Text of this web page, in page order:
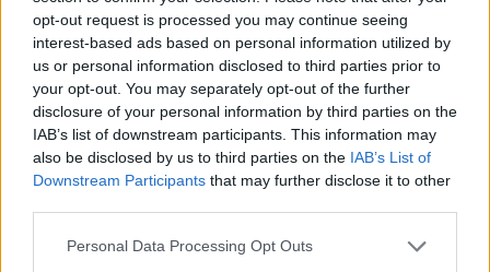
opt-out request is processed you may continue seeing
interest-based ads based on personal information utilized by
us or personal information disclosed to third parties prior to
your opt-out. You may separately opt-out of the further
disclosure of your personal information by third parties on the
IAB’s list of downstream participants. This information may
also be disclosed by us to third parties on the IAB’s List of
Downstream Participants that may further disclose it to other
Please note that this website/app uses one or more Google
Personal Data Processing Opt Outs
ατομικά τους εισιτήριαμόνο) για το διδακτικό έτος
2025-2026 με τα πλοία της εταιρίας. Τα συνεργαζόμενα
ταξιδιωτικά γραφεία έχουν ήδη ενημερωθεί για την
παροχή της εν λόγω έκπτωσης για το διάστημα αυτό.
Fast Ferries
Έκπτωση 30% στα ατομικά εισιτήρια και 20% στα
έτους 2025-2026: